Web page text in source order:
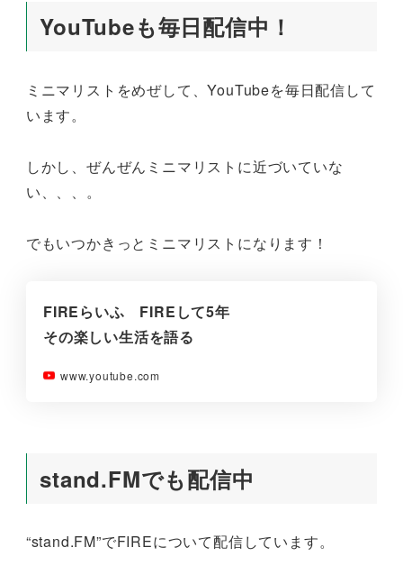
YouTubeも毎日配信中！
ミニマリストをめぜして、YouTubeを毎日配信して
います。
しかし、ぜんぜんミニマリストに近づいていな
い、、、。
でもいつかきっとミニマリストになります！
FIREらいふ FIREして5年
その楽しい生活を語る
www.youtube.com
stand.FMでも配信中
“stand.FM”でFIREについて配信しています。